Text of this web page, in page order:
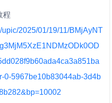
程
2025/01/19/11/BMjAyNT
0-5967be10b83044ab-3d4b